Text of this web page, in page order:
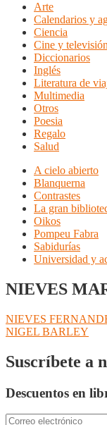
Arte
Calendarios y
Ciencia
Cine y televisión
Diccionarios
Inglés
Literatura de
Multimedia
Otros
Poesia
Regalo
Salud
A cielo abierto
Blanquerna
Contrastes
La gran
Oikos
Pompeu Fabra
Sabidurías
Universidad y
NIEVES
Navegación
de
entradas
Anterior:
NIEVES
Siguiente:
NIGEL BARLEY
Suscríbete a
Descuentos en